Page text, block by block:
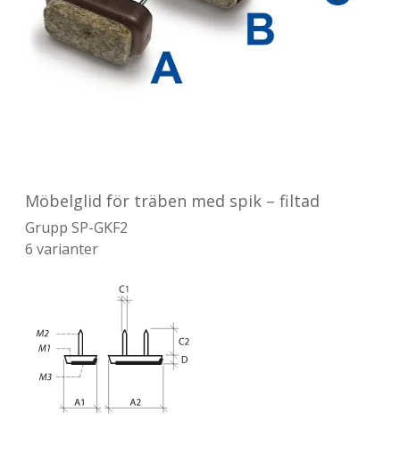
Möbelglid för träben med spik – filtad
Grupp SP-GKF2
6 varianter